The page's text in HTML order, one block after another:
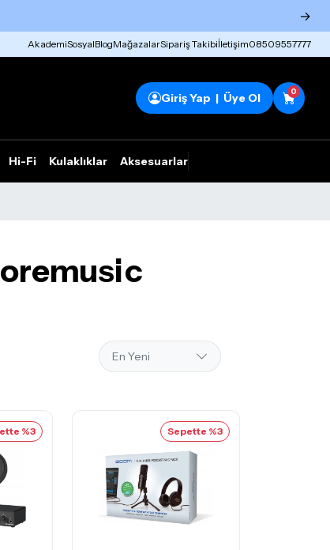
→
AkademiSosyalBlogMağazalarSipariş Takibiİletişim08509557777
Giriş Yap | Üye Ol 0
Hi-Fi Kulaklıklar Aksesuarlar
%3 Sepette %3